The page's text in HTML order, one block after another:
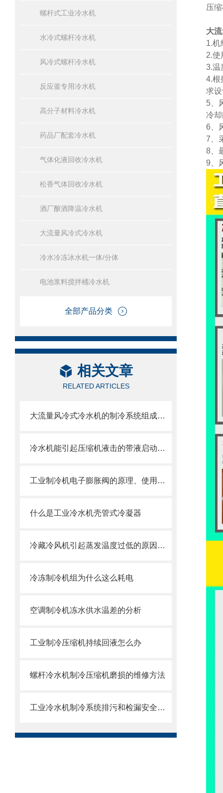
螺杆式工业冷水机
水冷式螺杆冷水机
风冷式螺杆冷水机
反应釜专用冷水机
高分子材料冷水机
药品厂配套冷水机
气体化液回收冷水机
松香气体回收冷水机
酒厂酿酒降温冷水机
大流量风冷式冷水机
冷水冷冻冰水机一体/分体
电池浆料搅拌桶冷水机
全部产品分类
相关文章
RELATED ARTICLES
大流量风冷式冷水机的制冷系统组成介绍
冷水机能引起压缩机液击的带液启动源之一
工业制冷机电子膨胀阀的原理、使用与特点
什么是工业冷水机壳管式冷凝器
冷藏冷风机引起蒸发温度过低的原因及解决办法
冷冻制冷机组为什么这么耗电
空调制冷机冻水供水温差的分析
工业制冷压缩机持续回液怎么办
螺杆冷水机制冷压缩机磨损的维修方法
工业冷水机制冷系统排污和检漏安全操作步骤
压
大
1.机
2.使
3.温
4.根
求
5、
冷
6、
7、
8、
9、